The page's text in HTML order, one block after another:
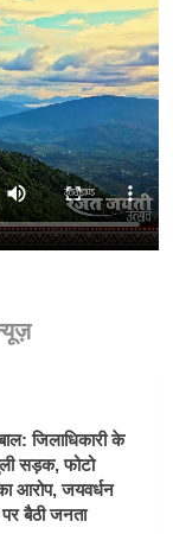
जिलाधिकारी के
सड़क, फोटो
आरोप, जयवर्धन
बैठी जनता